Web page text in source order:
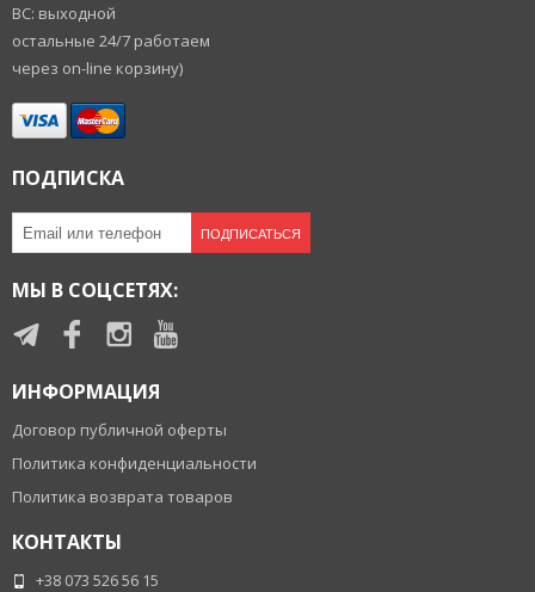
ВС: выходной
остальные 24/7 работаем
через on-line корзину)
ПОДПИСКА
ПОДПИСАТЬСЯ
МЫ В СОЦСЕТЯХ:
ИНФОРМАЦИЯ
Договор публичной оферты
Политика конфиденциальности
Политика возврата товаров
КОНТАКТЫ
+38 073 526 56 15